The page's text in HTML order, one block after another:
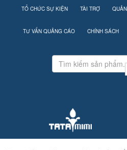
TỔ CHỨC SỰ KIỆN TÀI TRỢ
TƯ VẤN QUẢNG CÁO CHÍNH SÁCH